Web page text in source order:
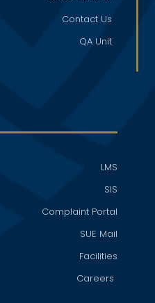
Contact Us
QA Unit
LMS
SIS
Complaint Portal
SUE Mail
Facilities
Careers